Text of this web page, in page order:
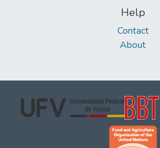
Help
Contact
About